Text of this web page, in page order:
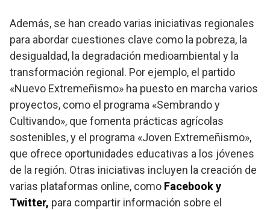
Además, se han creado varias iniciativas regionales
para abordar cuestiones clave como la pobreza, la
desigualdad, la degradación medioambiental y la
transformación regional. Por ejemplo, el partido
«Nuevo Extremeñismo» ha puesto en marcha varios
proyectos, como el programa «Sembrando y
Cultivando», que fomenta prácticas agrícolas
sostenibles, y el programa «Joven Extremeñismo»,
que ofrece oportunidades educativas a los jóvenes
de la región. Otras iniciativas incluyen la creación de
varias plataformas online, como Facebook y
Twitter, para compartir información sobre el